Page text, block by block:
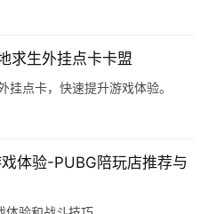
求生外挂点卡卡盟
挂点卡，快速提升游戏体验。
体验-PUBG陪玩店推荐与